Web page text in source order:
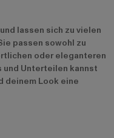
lassen sich zu vielen
passen sowohl zu
oder eleganteren
Unterteilen kannst
deinem Look eine